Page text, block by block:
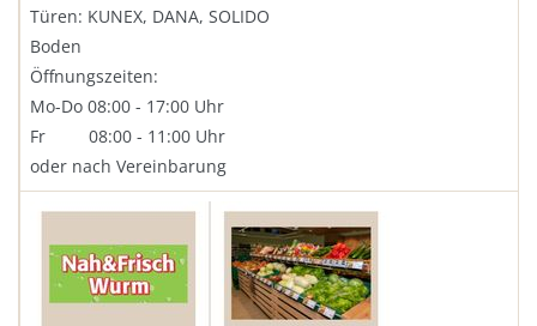
Türen: KUNEX, DANA, SOLIDO
Boden
Öffnungszeiten:
Mo-Do 08:00 - 17:00 Uhr
Fr 08:00 - 11:00 Uhr
oder nach Vereinbarung